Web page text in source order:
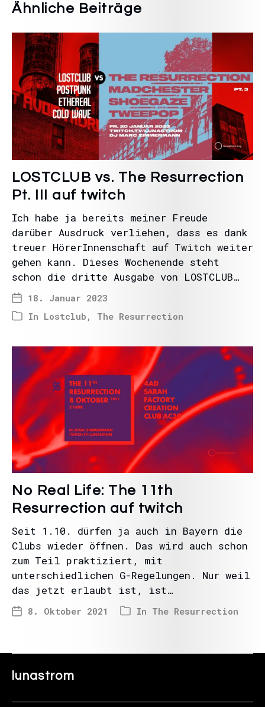
Ähnliche Beiträge
LOSTCLUB vs. The Resurrection
Pt. III auf twitch
Ich habe ja bereits meiner Freude
darüber Ausdruck verliehen, dass es dank
treuer HörerInnenschaft auf Twitch weiter
gehen kann. Dieses Wochenende steht
schon die dritte Ausgabe von LOSTCLUB…
18. Januar 2023
In Lostclub , The Resurrection
No Real Life: The 11th
Resurrection auf twitch
Seit 1.10. dürfen ja auch in Bayern die
Clubs wieder öffnen. Das wird auch schon
zum Teil praktiziert, mit
unterschiedlichen G-Regelungen. Nur weil
das jetzt erlaubt ist, ist…
8. Oktober 2021 In The Resurrection
lunastrom